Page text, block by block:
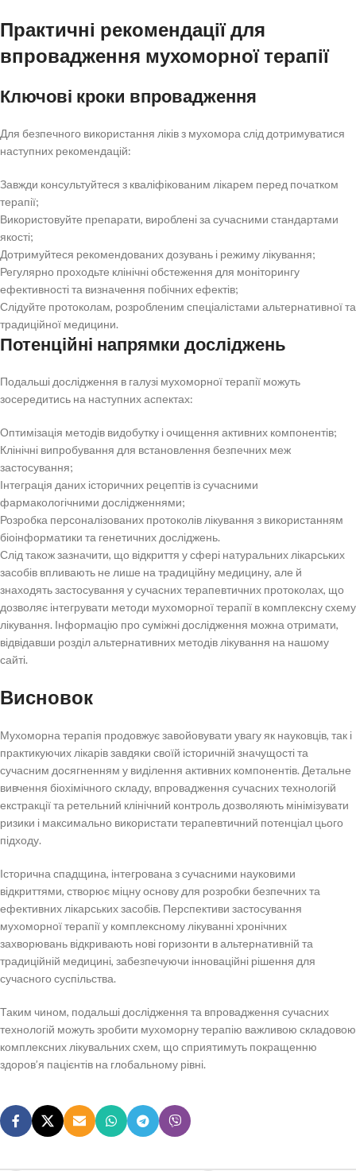
Практичні рекомендації для
впровадження мухоморної терапії
Ключові кроки впровадження
Для безпечного використання ліків з мухомора слід дотримуватися
наступних рекомендацій:
Завжди консультуйтеся з кваліфікованим лікарем перед початком
терапії;
Використовуйте препарати, вироблені за сучасними стандартами
якості;
Дотримуйтеся рекомендованих дозувань і режиму лікування;
Регулярно проходьте клінічні обстеження для моніторингу
ефективності та визначення побічних ефектів;
Слідуйте протоколам, розробленим спеціалістами альтернативної та
традиційної медицини.
Потенційні напрямки досліджень
Подальші дослідження в галузі мухоморної терапії можуть
зосередитись на наступних аспектах:
Оптимізація методів видобутку і очищення активних компонентів;
Клінічні випробування для встановлення безпечних меж
застосування;
Інтеграція даних історичних рецептів із сучасними
фармакологічними дослідженнями;
Розробка персоналізованих протоколів лікування з використанням
біоінформатики та генетичних досліджень.
Слід також зазначити, що відкриття у сфері натуральних лікарських
засобів впливають не лише на традиційну медицину, але й
знаходять застосування у сучасних терапевтичних протоколах, що
дозволяє інтегрувати методи мухоморної терапії в комплексну схему
лікування. Інформацію про суміжні дослідження можна отримати,
відвідавши розділ альтернативних методів лікування на нашому
сайті.
Висновок
Мухоморна терапія продовжує завойовувати увагу як науковців, так і
практикуючих лікарів завдяки своїй історичній значущості та
сучасним досягненням у виділення активних компонентів. Детальне
вивчення біохімічного складу, впровадження сучасних технологій
екстракції та ретельний клінічний контроль дозволяють мінімізувати
ризики і максимально використати терапевтичний потенціал цього
підходу.
Історична спадщина, інтегрована з сучасними науковими
відкриттями, створює міцну основу для розробки безпечних та
ефективних лікарських засобів. Перспективи застосування
мухоморної терапії у комплексному лікуванні хронічних
захворювань відкривають нові горизонти в альтернативній та
традиційній медицині, забезпечуючи інноваційні рішення для
сучасного суспільства.
Таким чином, подальші дослідження та впровадження сучасних
технологій можуть зробити мухоморну терапію важливою складовою
комплексних лікувальних схем, що сприятимуть покращенню
здоров’я пацієнтів на глобальному рівні.